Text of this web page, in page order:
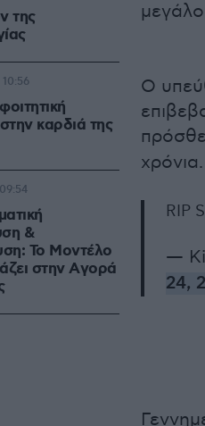
Ο
χρόνια.
RIP
—
24,
της
καρδιά της
&
Το Mοντέλο
στην Aγορά